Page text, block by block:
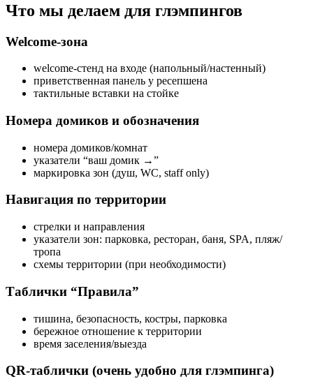
Что мы делаем для глэмпингов
Welcome-зона
welcome-стенд на входе (напольный/настенный)
приветственная панель у ресепшена
тактильные вставки на стойке
Номера домиков и обозначения
номера домиков/комнат
указатели “ваш домик →”
маркировка зон (душ, WC, staff only)
Навигация по территории
стрелки и направления
указатели зон: парковка, ресторан, баня, SPA, пляж/
тропа
схемы территории (при необходимости)
Таблички “Правила”
тишина, безопасность, костры, парковка
бережное отношение к территории
время заселения/выезда
QR-таблички (очень удобно для глэмпинга)